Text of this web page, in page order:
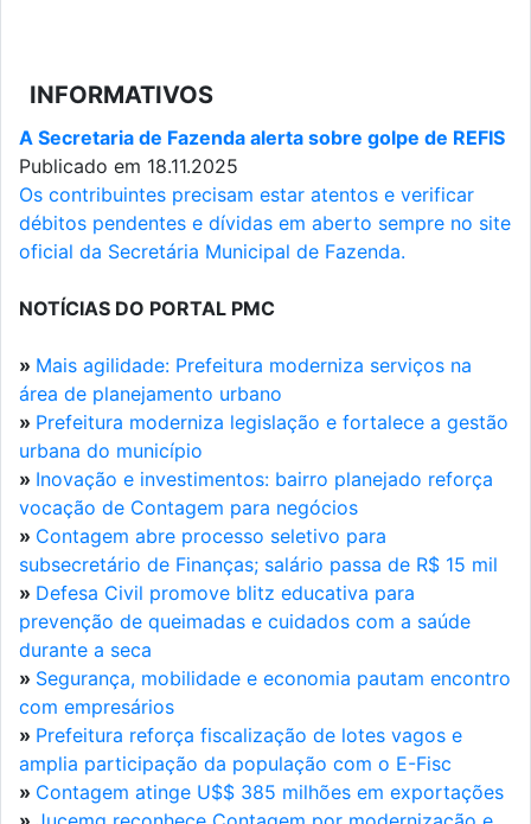
INFORMATIVOS
A Secretaria de Fazenda alerta sobre golpe de REFIS
Publicado em 18.11.2025
Os contribuintes precisam estar atentos e verificar
débitos pendentes e dívidas em aberto sempre no site
oficial da Secretária Municipal de Fazenda.
NOTÍCIAS DO PORTAL PMC
» Mais agilidade: Prefeitura moderniza serviços na
área de planejamento urbano
» Prefeitura moderniza legislação e fortalece a gestão
urbana do município
» Inovação e investimentos: bairro planejado reforça
vocação de Contagem para negócios
» Contagem abre processo seletivo para
subsecretário de Finanças; salário passa de R$ 15 mil
» Defesa Civil promove blitz educativa para
prevenção de queimadas e cuidados com a saúde
durante a seca
» Segurança, mobilidade e economia pautam encontro
com empresários
» Prefeitura reforça fiscalização de lotes vagos e
amplia participação da população com o E-Fisc
» Contagem atinge U$$ 385 milhões em exportações